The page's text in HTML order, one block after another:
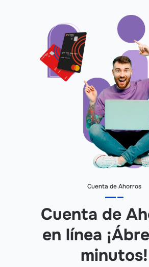
Cuenta de Ahorros
Cuenta de
en línea
minutos!